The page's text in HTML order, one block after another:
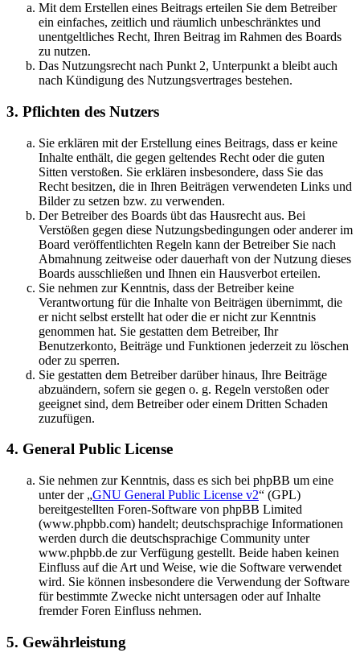
Mit dem Erstellen eines Beitrags erteilen Sie dem Betreiber
ein einfaches, zeitlich und räumlich unbeschränktes und
unentgeltliches Recht, Ihren Beitrag im Rahmen des Boards
zu nutzen.
Das Nutzungsrecht nach Punkt 2, Unterpunkt a bleibt auch
nach Kündigung des Nutzungsvertrages bestehen.
3. Pflichten des Nutzers
Sie erklären mit der Erstellung eines Beitrags, dass er keine
Inhalte enthält, die gegen geltendes Recht oder die guten
Sitten verstoßen. Sie erklären insbesondere, dass Sie das
Recht besitzen, die in Ihren Beiträgen verwendeten Links und
Bilder zu setzen bzw. zu verwenden.
Der Betreiber des Boards übt das Hausrecht aus. Bei
Verstößen gegen diese Nutzungsbedingungen oder anderer im
Board veröffentlichten Regeln kann der Betreiber Sie nach
Abmahnung zeitweise oder dauerhaft von der Nutzung dieses
Boards ausschließen und Ihnen ein Hausverbot erteilen.
Sie nehmen zur Kenntnis, dass der Betreiber keine
Verantwortung für die Inhalte von Beiträgen übernimmt, die
er nicht selbst erstellt hat oder die er nicht zur Kenntnis
genommen hat. Sie gestatten dem Betreiber, Ihr
Benutzerkonto, Beiträge und Funktionen jederzeit zu löschen
oder zu sperren.
Sie gestatten dem Betreiber darüber hinaus, Ihre Beiträge
abzuändern, sofern sie gegen o. g. Regeln verstoßen oder
geeignet sind, dem Betreiber oder einem Dritten Schaden
zuzufügen.
4. General Public License
Sie nehmen zur Kenntnis, dass es sich bei phpBB um eine
unter der „GNU General Public License v2“ (GPL)
bereitgestellten Foren-Software von phpBB Limited
(www.phpbb.com) handelt; deutschsprachige Informationen
werden durch die deutschsprachige Community unter
www.phpbb.de zur Verfügung gestellt. Beide haben keinen
Einfluss auf die Art und Weise, wie die Software verwendet
wird. Sie können insbesondere die Verwendung der Software
für bestimmte Zwecke nicht untersagen oder auf Inhalte
fremder Foren Einfluss nehmen.
5. Gewährleistung